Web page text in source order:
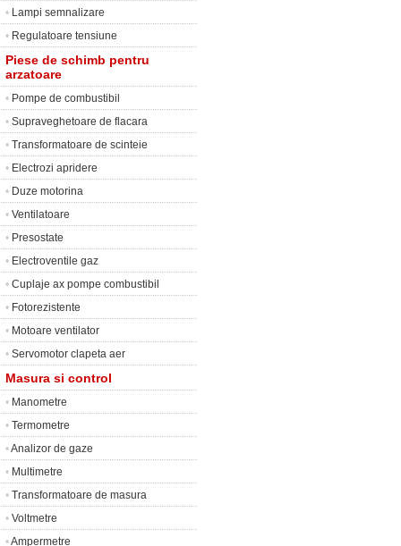
• Lampi semnalizare
• Regulatoare tensiune
Piese de schimb pentru
arzatoare
• Pompe de combustibil
• Supraveghetoare de flacara
• Transformatoare de scinteie
• Electrozi apridere
• Duze motorina
• Ventilatoare
• Presostate
• Electroventile gaz
• Cuplaje ax pompe combustibil
• Fotorezistente
• Motoare ventilator
• Servomotor clapeta aer
Masura si control
• Manometre
• Termometre
•Analizor de gaze
• Multimetre
• Transformatoare de masura
• Voltmetre
•Ampermetre